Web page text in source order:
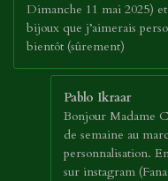
Dimanche 11 mai 2025)
bijoux que j’aimerais
bientôt (sûrement)
Pablo Ikraar
Bonjour Madame
de semaine au
personnalisation.
sur instagram